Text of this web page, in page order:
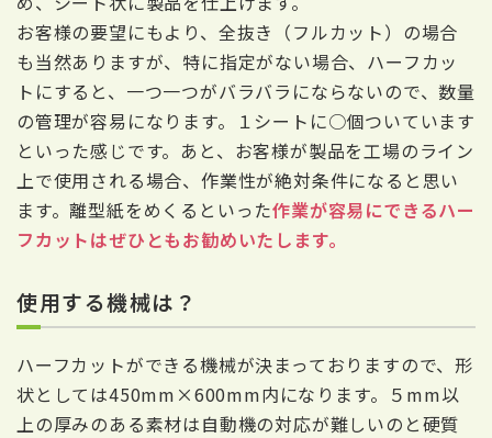
お客様の要望にもより、全抜き（フルカット）の場合
も当然ありますが、特に指定がない場合、ハーフカッ
トにすると、一つ一つがバラバラにならないので、数量
の管理が容易になります。１シートに○個ついています
といった感じです。あと、お客様が製品を工場のライン
上で使用される場合、作業性が絶対条件になると思い
ます。離型紙をめくるといった作業が容易にできるハー
フカットはぜひともお勧めいたします。
使用する機械は？
ハーフカットができる機械が決まっておりますので、形
状としては450mm×600mm内になります。５mm以
上の厚みのある素材は自動機の対応が難しいのと硬質